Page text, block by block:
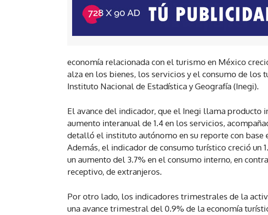
economía relacionada con el turismo en México
alza en los bienes, los servicios y el consumo de los
Instituto Nacional de Estadística y Geografía (Inegi).
El avance del indicador, que el Inegi llama producto
aumento interanual de 1.4 en los servicios,
detalló el instituto autónomo en su reporte con base
Además, el indicador de consumo turístico creció un
un aumento del 3.7% en el consumo interno, en
receptivo, de extranjeros.
Por otro lado, los indicadores trimestrales de la
una avance trimestral del 0.9% de la economía